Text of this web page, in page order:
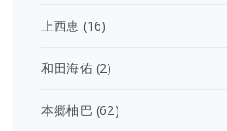
上西恵 (16)
和田海佑(2)
本郷柚巴 (62)